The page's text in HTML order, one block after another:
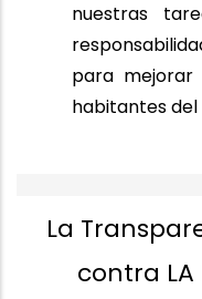
nuestras
para
habitantes
La
contra LA